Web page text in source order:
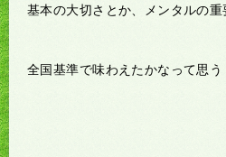
基本の大切さとか、メンタルの重
全国基準で味わえたかなって思う